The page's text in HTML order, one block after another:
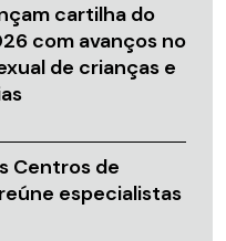
cartilha do
com avanços no
de crianças e
Centros de
especialistas